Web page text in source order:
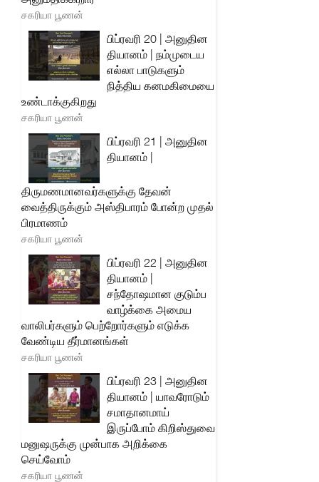
சகரியா பூணன்
பிப்ரவரி 20 | அனுதின
தியானம் | நம்முடைய
எல்லா பாடுகளும்
நித்திய கனமகிமையை
உண்டாக்குகிறது
சகரியா பூணன்
பிப்ரவரி 21 | அனுதின
தியானம் |
திருமணமானவர்களுக்கு தேவன்
வைத்திருக்கும் அஸ்திபாரம் போன்ற முதல்
பிரமாணம்
சகரியா பூணன்
பிப்ரவரி 22 | அனுதின
தியானம் |
சந்தோஷமான குடும்ப
வாழ்க்கை அமைய
வாலிபர்களும் பெற்றோர்களும் எடுக்க
வேண்டிய தீர்மானங்கள்
சகரியா பூணன்
பிப்ரவரி 23 | அனுதின
தியானம் | யாவரோடும்
சமாதானமாய்
இருப்போம் கிறிஸ்துவை
மனுஷருக்கு முன்பாக அறிக்கை
செய்வோம்
சகரியா பூணன்